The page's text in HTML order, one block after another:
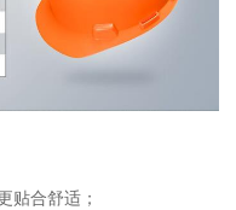
贴合舒适；